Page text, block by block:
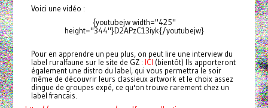
Voici une vidéo :
{youtubejw width="425"
height="344"}D2APzC13iyk{/youtubejw}
Pour en apprendre un peu plus, on peut lire une interview du
label ruralfaune sur le site de GZ : ICI (bientôt) Ils apporteront
également une distro du label, qui vous permettra le soir
même de découvrir leurs classieux artwork et le choix assez
dingue de groupes expé, ce qu'on trouve rarement chez un
label francais.